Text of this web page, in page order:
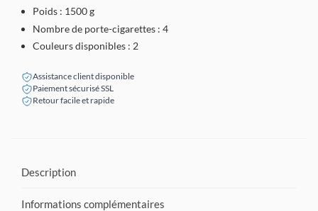
Poids : 1500 g
Nombre de porte-cigarettes : 4
Couleurs disponibles : 2
Assistance client disponible
Paiement sécurisé SSL
Retour facile et rapide
Description
Informations complémentaires